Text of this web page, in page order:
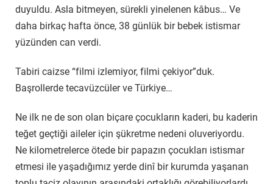
duyuldu. Asla bitmeyen, sürekli yinelenen kâbus… Ve
daha birkaç hafta önce, 38 günlük bir bebek istismar
yüzünden can verdi.
Tabiri caizse “filmi izlemiyor, filmi çekiyor”duk.
Başrollerde tecavüzcüler ve Türkiye…
Ne ilk ne de son olan biçare çocukların kaderi, bu kaderin
teğet geçtiği aileler için şükretme nedeni oluveriyordu.
Ne kilometrelerce ötede bir papazın çocukları istismar
etmesi ile yaşadığımız yerde dinî bir kurumda yaşanan